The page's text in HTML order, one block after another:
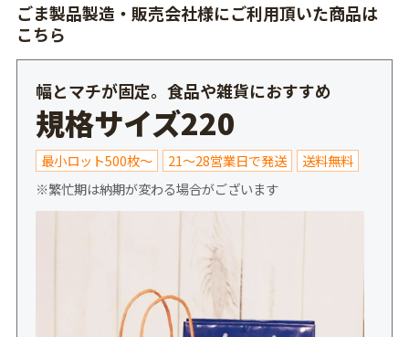
ごま製品製造・販売会社様にご利用頂いた商品は
こちら
幅とマチが固定。食品や雑貨におすすめ
規格サイズ220
最小ロット500枚～ 21～28営業日で発送
送料無料
※繁忙期は納期が変わる場合がございます